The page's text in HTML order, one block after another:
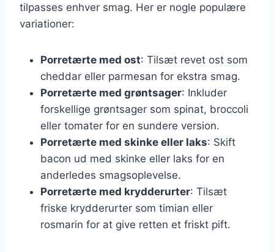
tilpasses enhver smag. Her er nogle populære
variationer:
Porretærte med ost: Tilsæt revet ost som
cheddar eller parmesan for ekstra smag.
Porretærte med grøntsager: Inkluder
forskellige grøntsager som spinat, broccoli
eller tomater for en sundere version.
Porretærte med skinke eller laks: Skift
bacon ud med skinke eller laks for en
anderledes smagsoplevelse.
Porretærte med krydderurter: Tilsæt
friske krydderurter som timian eller
rosmarin for at give retten et friskt pift.